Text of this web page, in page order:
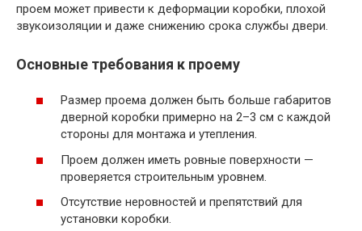
проем может привести к деформации коробки, плохой
звукоизоляции и даже снижению срока службы двери.
Основные требования к проему
Размер проема должен быть больше габаритов
дверной коробки примерно на 2–3 см с каждой
стороны для монтажа и утепления.
Проем должен иметь ровные поверхности —
проверяется строительным уровнем.
Отсутствие неровностей и препятствий для
установки коробки.